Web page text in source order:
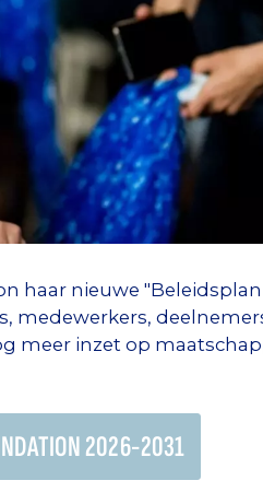
haar nieuwe
medewerkers,
meer inzet op
2026-2031